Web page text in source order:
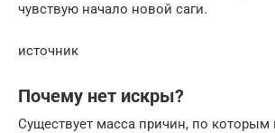
чувствую начало новой саги.
источник
Почему нет искры?
Существует масса причин, по